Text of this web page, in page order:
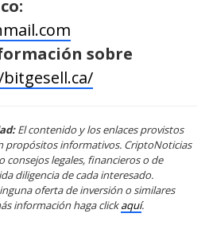
sobre
El contenido y los enlaces provistos
propósitos informativos. CriptoNoticias
consejos legales, financieros o de
diligencia de cada interesado.
oferta de inversión o similares
información haga click aquí.